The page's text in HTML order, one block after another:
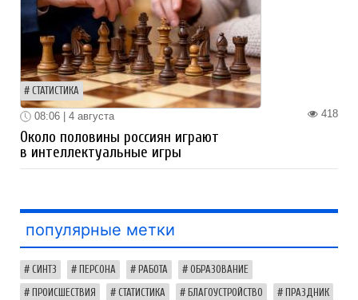
СТАТИСТИКА
418
08:06 | 4 августа
Около половины россиян играют
в интеллектуальные игры
популярные метки
СИНТЗ ПЕРСОНА РАБОТА ОБРАЗОВАНИЕ
ПРОИСШЕСТВИЯ СТАТИСТИКА БЛАГОУСТРОЙСТВО ПРАЗДНИК